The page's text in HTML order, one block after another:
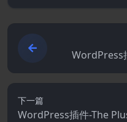
WordPress
下一篇
WordPress插件-The